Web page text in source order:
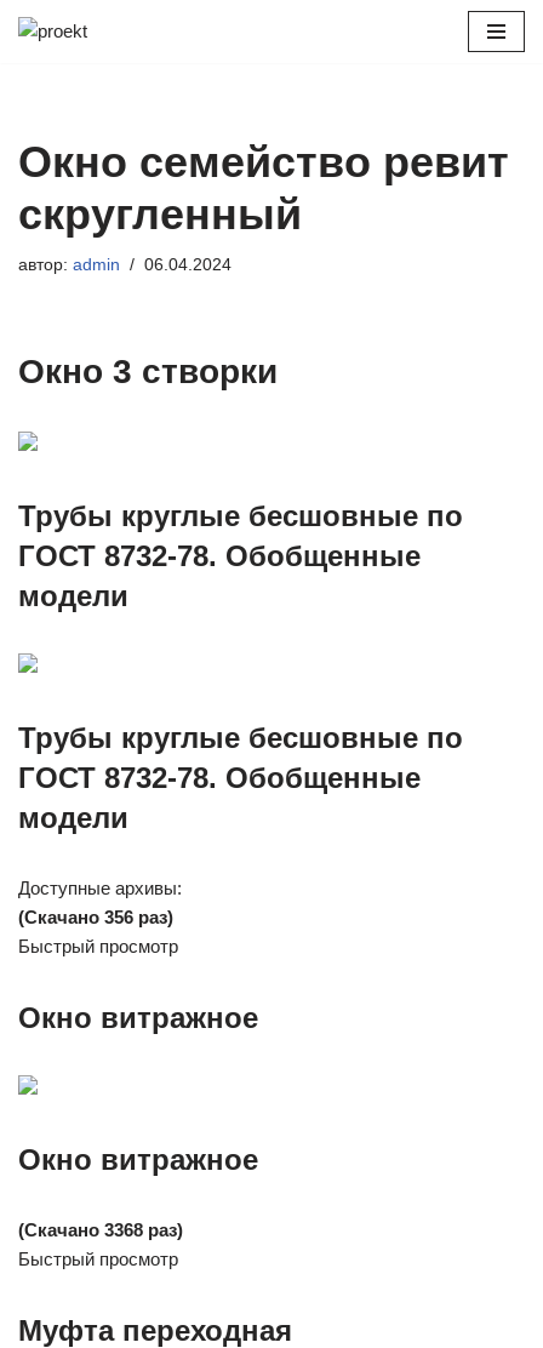
Окно семейство ревит
скругленный
автор: admin 06.04.2024
Окно 3 створки
Трубы круглые бесшовные по
ГОСТ 8732-78. Обобщенные
модели
Трубы круглые бесшовные по
ГОСТ 8732-78. Обобщенные
модели
Доступные архивы:
(Скачано 356 раз)
Быстрый просмотр
Окно витражное
Окно витражное
(Скачано 3368 раз)
Быстрый просмотр
Муфта переходная